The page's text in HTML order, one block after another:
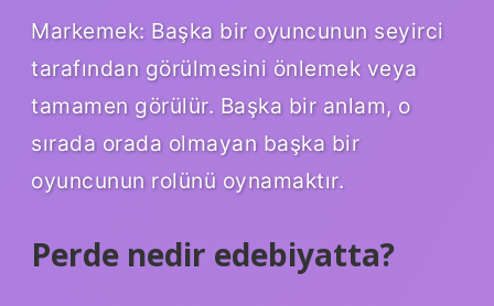
Markemek: Başka bir oyuncunun seyirci
tarafından görülmesini önlemek veya
tamamen görülür. Başka bir anlam, o
sırada orada olmayan başka bir
oyuncunun rolünü oynamaktır.
Perde nedir edebiyatta?